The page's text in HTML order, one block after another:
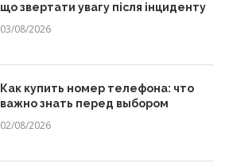
що звертати увагу після інциденту
03/08/2026
Как купить номер телефона: что
важно знать перед выбором
02/08/2026